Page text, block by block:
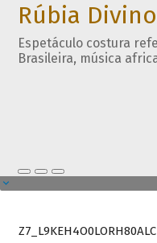
Rúbia Divino
Espetáculo costura
Brasileira, música